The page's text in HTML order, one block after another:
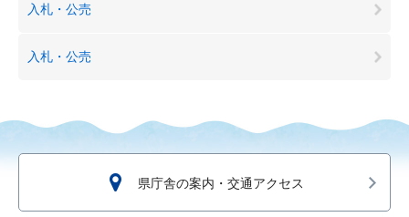
入札・公売
入札・公売
県庁舎の案内・交通アクセス